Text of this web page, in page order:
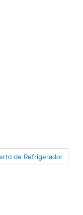
de Refrigerador